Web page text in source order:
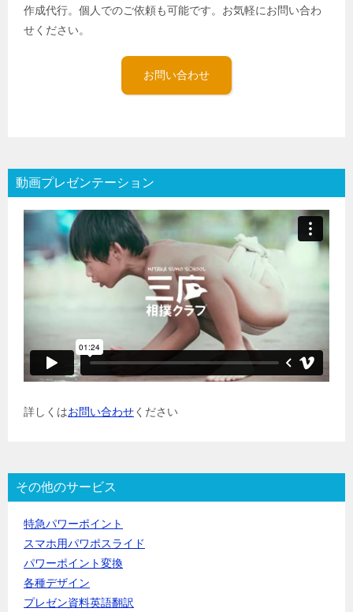
作成代行。個人でのご依頼も可能です。お気軽にお問い合わ
せください。
お問い合わせ
動画プレゼンテーション
詳しくはお問い合わせください
その他のサービス
特急パワーポイント
スマホ用パワポスライド
パワーポイント変換
各種デザイン
プレゼン資料英語翻訳